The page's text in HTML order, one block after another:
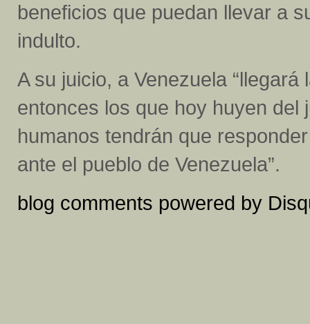
beneficios que puedan llevar a
indulto.
A su juicio, a Venezuela
entonces los que hoy huyen
humanos tendrán que
ante el pueblo de Venezuela”.
blog comments powered by